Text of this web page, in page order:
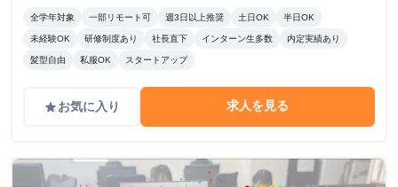
全学年対象 一部リモート可 週3日以上推奨 土日OK 半日OK
未経験OK 研修制度あり 社長直下 インターン生多数 内定実績あり
髪型自由 私服OK スタートアップ
gradeお気に入り 求人を見る